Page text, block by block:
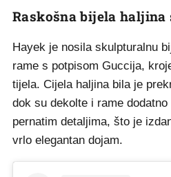
Raskošna bijela haljina
Hayek je nosila skulpturalnu
rame s potpisom Guccija,
tijela. Cijela haljina bila je
dok su dekolte i rame
pernatim detaljima, što je
vrlo elegantan dojam.